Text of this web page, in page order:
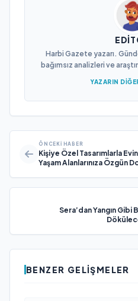
Harbi Gazete yazarı.
bağımsız analizleri ve
YAZARIN
ÖNCEKI HABER
Kişiye Özel Tasarımlarla
Yaşam Alanlarınıza Özgün
Sera’dan Yangın Gibi
BENZER GELIŞMELER